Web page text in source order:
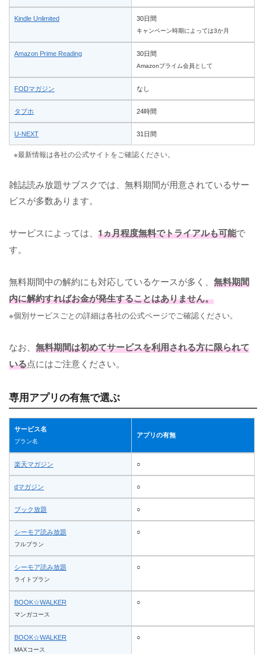
Kindle Unlimited 30日間
キャンペーン時期によっては3か月
Amazon Prime Reading 30日間
Amazonプライム会員として
FODマガジン なし
タブホ 24時間
U-NEXT 31日間
※最新情報は各社の公式サイトをご確認ください。
雑誌読み放題サブスクでは、無料期間が用意されているサー
ビスが多数あります。
サービスによっては、 1ヵ月程度無料でトライアルも可能で
す。
無料期間中の解約にも対応しているケースが多く、 無料期間
内に解約すればお金が発生することはありません。
※個別サービスごとの詳細は各社の公式ページでご確認ください。
なお、 無料期間は初めてサービスを利用される方に限られて
いる点にはご注意ください。
専用アプリの有無で選ぶ
サービス名
プラン名
アプリの有無
楽天マガジン ○
dマガジン ○
ブック放題 ○
シーモア読み放題
フルプラン
○
シーモア読み放題
ライトプラン
○
BOOK☆WALKER
マンガコース
○
BOOK☆WALKER
MAXコース
○